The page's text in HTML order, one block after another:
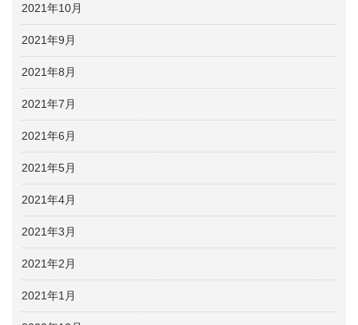
2021年10月
2021年9月
2021年8月
2021年7月
2021年6月
2021年5月
2021年4月
2021年3月
2021年2月
2021年1月